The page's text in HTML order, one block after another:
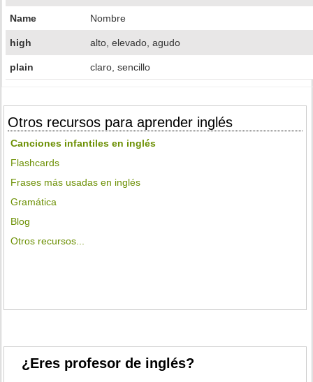
Name Nombre
high alto, elevado, agudo
plain claro, sencillo
Otros recursos para aprender inglés
Canciones infantiles en inglés
Flashcards
Frases más usadas en inglés
Gramática
Blog
Otros recursos...
¿Eres profesor de inglés?